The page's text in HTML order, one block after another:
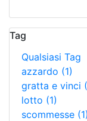
Tag
Qualsiasi Tag
azzardo (1)
gratta e vinci
lotto (1)
scommesse (1)